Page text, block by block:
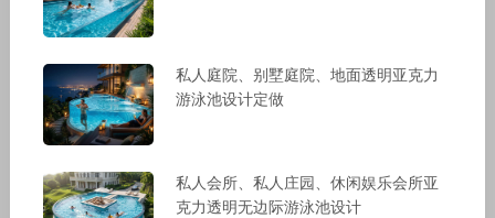
私人庭院、别墅庭院、地面透明亚克力
游泳池设计定做
私人会所、私人庄园、休闲娱乐会所亚
克力透明无边际游泳池设计